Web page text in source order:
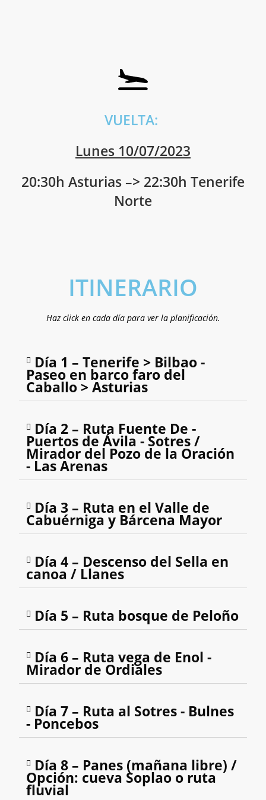
VUELTA:
Lunes 10/07/2023
20:30h Asturias –> 22:30h Tenerife
Norte
ITINERARIO
Haz click en cada día para ver la planificación.
Día 1 – Tenerife > Bilbao -
Paseo en barco faro del
Caballo > Asturias
Día 2 – Ruta Fuente De -
Puertos de Ávila - Sotres /
Mirador del Pozo de la Oración
- Las Arenas
Día 3 – Ruta en el Valle de
Cabuérniga y Bárcena Mayor
Día 4 – Descenso del Sella en
canoa / Llanes
Día 5 – Ruta bosque de Peloño
Día 6 – Ruta vega de Enol -
Mirador de Ordiales
Día 7 – Ruta al Sotres - Bulnes
- Poncebos
Día 8 – Panes (mañana libre) /
Opción: cueva Soplao o ruta
fluvial